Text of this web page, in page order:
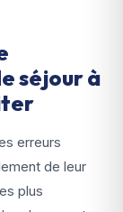
séjour à
erreurs
de leur
plus